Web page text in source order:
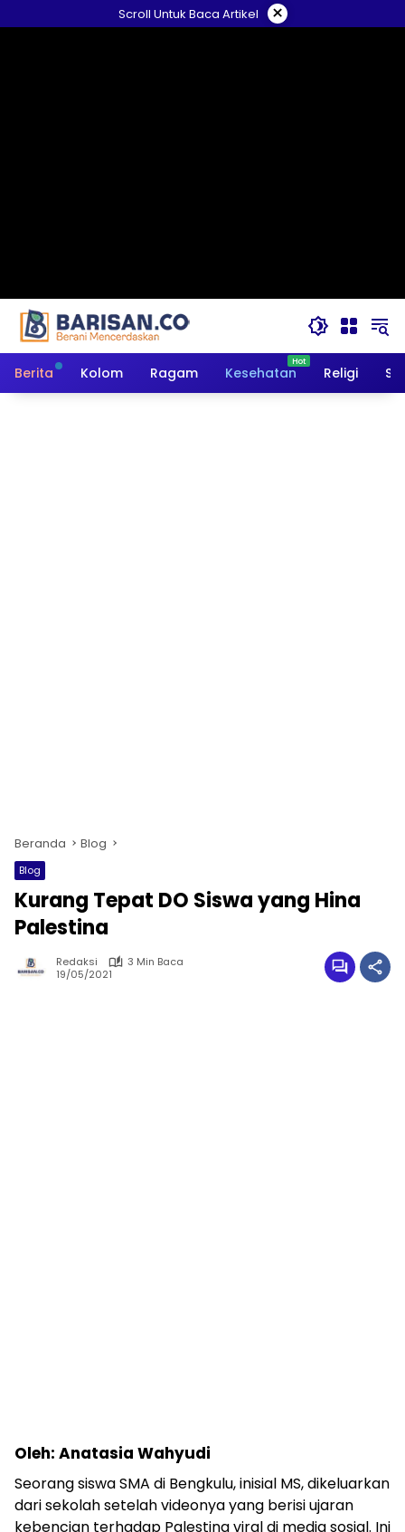
ke
Scroll Untuk Baca Artikel ×
Berita Kolom Ragam Kesehatan Religi
Beranda Blog
Blog
Kurang Tepat DO Siswa yang Hina
Palestina
Redaksi
3 Min Baca
19/05/2021
Oleh: Anatasia Wahyudi
Seorang siswa SMA di Bengkulu, inisial MS, dikeluarkan
dari sekolah setelah videonya yang berisi ujaran
kebencian terhadap Palestina viral di media sosial. Ini